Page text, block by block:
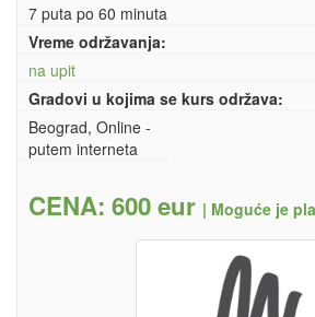
7 puta po 60 minuta
Vreme održavanja:
na upit
Gradovi u kojima se kurs održava:
Beograd, Online -
putem interneta
CENA: 600 eur | Moguće je